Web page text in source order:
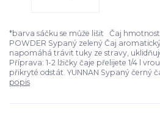
*barva sáčku se může lišit Čaj
POWDER Sypaný zelený Čaj
napomáhá trávit tuky ze stravy,
Příprava: 1-2 lžičky čaje přelijete 1/4 l
přikryté odstát. YUNNAN Sypaný černý
popis